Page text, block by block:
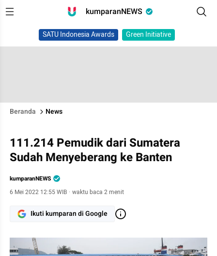
kumparanNEWS
SATU Indonesia Awards Green Initiative
Beranda News
111.214 Pemudik dari Sumatera
Sudah Menyeberang ke Banten
kumparanNEWS
6 Mei 2022 12:55 WIB · waktu baca 2 menit
Ikuti kumparan di Google